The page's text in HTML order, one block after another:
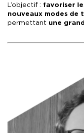
L’objectif : favoriser
nouveaux modes de
permettant une